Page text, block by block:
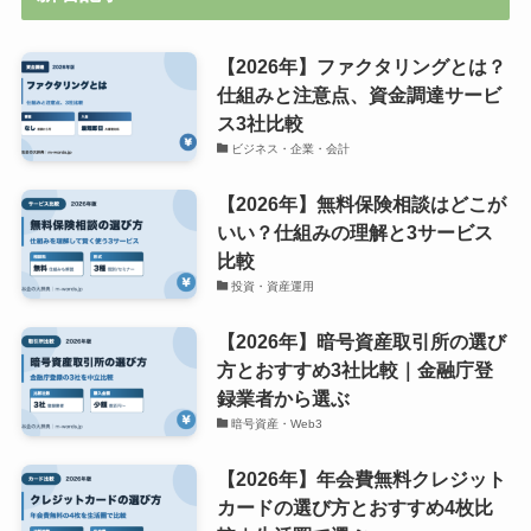
【2026年】ファクタリングとは？
仕組みと注意点、資金調達サービ
ス3社比較
ビジネス・企業・会計
【2026年】無料保険相談はどこが
いい？仕組みの理解と3サービス
比較
投資・資産運用
【2026年】暗号資産取引所の選び
方とおすすめ3社比較｜金融庁登
録業者から選ぶ
暗号資産・Web3
【2026年】年会費無料クレジット
カードの選び方とおすすめ4枚比